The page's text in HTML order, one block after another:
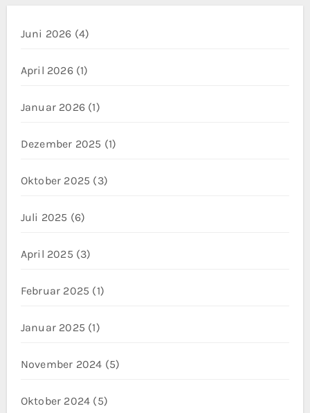
Juni 2026 (4)
April 2026(1)
Januar 2026(1)
Dezember 2025 (1)
Oktober 2025 (3)
Juli 2025 (6)
April 2025 (3)
Februar 2025 (1)
Januar 2025 (1)
November 2024 (5)
Oktober 2024 (5)